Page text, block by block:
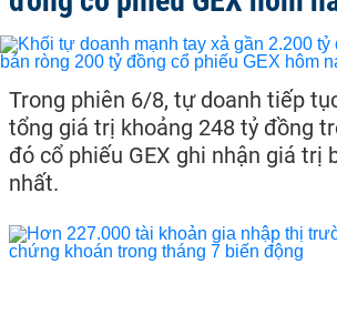
Trong phiên 6/8, tự doanh tiếp
tổng giá trị khoảng 248 tỷ đồng
đó cổ phiếu GEX ghi nhận giá trị
nhất.